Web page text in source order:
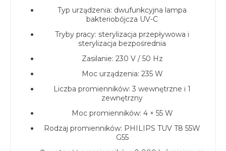
Typ urządzenia: dwufunkcyjna lampa
bakteriobójcza UV-C
Tryby pracy: sterylizacja przepływowa i
sterylizacja bezpośrednia
Zasilanie: 230 V / 50 Hz
Moc urządzenia: 235 W
Liczba promienników: 3 wewnętrzne i 1
zewnętrzny
Moc promienników: 4 × 55 W
Rodzaj promienników: PHILIPS TUV T8 55W
G55